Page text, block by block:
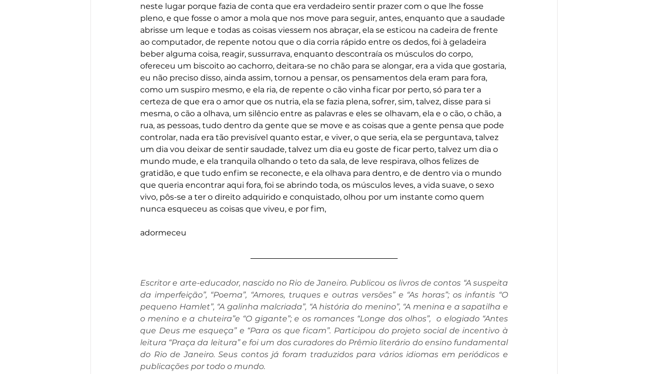
neste lugar porque fazia de conta que era verdadeiro sentir prazer com o que lhe fosse
pleno, e que fosse o amor a mola que nos move para seguir, antes, enquanto que a saudade
abrisse um leque e todas as coisas viessem nos abraçar, ela se esticou na cadeira de frente
ao computador, de repente notou que o dia corria rápido entre os dedos, foi à geladeira
beber alguma coisa, reagir, sussurrava, enquanto descontraía os músculos do corpo,
ofereceu um biscoito ao cachorro, deitara-se no chão para se alongar, era a vida que gostaria,
eu não preciso disso, ainda assim, tornou a pensar, os pensamentos dela eram para fora,
como um suspiro mesmo, e ela ria, de repente o cão vinha ficar por perto, só para ter a
certeza de que era o amor que os nutria, ela se fazia plena, sofrer, sim, talvez, disse para si
mesma, o cão a olhava, um silêncio entre as palavras e eles se olhavam, ela e o cão, o chão, a
rua, as pessoas, tudo dentro da gente que se move e as coisas que a gente pensa que pode
controlar, nada era tão previsível quanto estar, e viver, o que seria, ela se perguntava, talvez
um dia vou deixar de sentir saudade, talvez um dia eu goste de ficar perto, talvez um dia o
mundo mude, e ela tranquila olhando o teto da sala, de leve respirava, olhos felizes de
gratidão, e que tudo enfim se reconecte, e ela olhava para dentro, e de dentro via o mundo
que queria encontrar aqui fora, foi se abrindo toda, os músculos leves, a vida suave, o sexo
vivo, pôs-se a ter o direito adquirido e conquistado, olhou por um instante como quem
nunca esqueceu as coisas que viveu, e por fim,
adormeceu
Escritor e arte-educador, nascido no Rio de Janeiro. Publicou os livros de contos “A suspeita
da imperfeição”, “Poema”, “Amores, truques e outras versões” e “As horas”; os infantis “O
pequeno Hamlet”, “A galinha malcriada”, “A história do menino”, “A menina e a sapatilha e
o menino e a chuteira”e “O gigante”; e os romances “Longe dos olhos”,  o elogiado “Antes
que Deus me esqueça” e “Para os que ficam”. Participou do projeto social de incentivo à
leitura “Praça da leitura” e foi um dos curadores do Prêmio literário do ensino fundamental
do Rio de Janeiro. Seus contos já foram traduzidos para vários idiomas em periódicos e
publicações por todo o mundo.